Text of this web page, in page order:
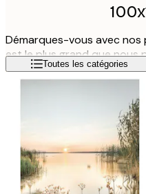
Démarques-vous avec nos
est le plus grand que nous
souhaitez que votre art
avons créé une collection
pour apporter plus de
intérieur. Osez les formats
Toutes les catégories